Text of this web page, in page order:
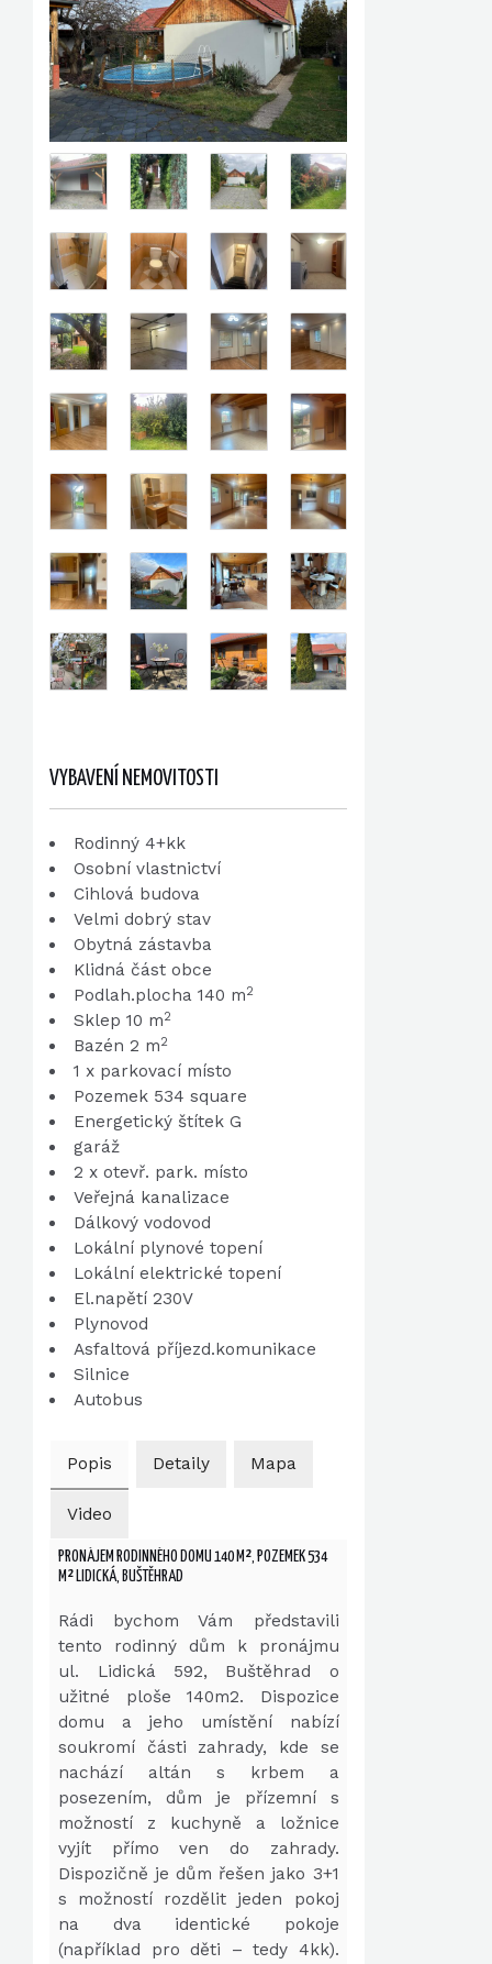
VYBAVENÍ NEMOVITOSTI
Rodinný 4+kk
Osobní vlastnictví
Cihlová budova
Velmi dobrý stav
Obytná zástavba
Klidná část obce
Podlah.plocha 140 m2
Sklep 10 m2
Bazén 2 m2
1 x parkovací místo
Pozemek 534 square
Energetický štítek G
garáž
2 x otevř. park. místo
Veřejná kanalizace
Dálkový vodovod
Lokální plynové topení
Lokální elektrické topení
El.napětí 230V
Plynovod
Asfaltová příjezd.komunikace
Silnice
Autobus
Popis Detaily Mapa
Video
PRONÁJEM RODINNÉHO DOMU 140 M², POZEMEK 534
M² LIDICKÁ, BUŠTĚHRAD
Rádi bychom Vám představili
tento rodinný dům k pronájmu
ul. Lidická 592, Buštěhrad o
užitné ploše 140m2. Dispozice
domu a jeho umístění nabízí
soukromí části zahrady, kde se
nachází altán s krbem a
posezením, dům je přízemní s
možností z kuchyně a ložnice
vyjít přímo ven do zahrady.
Dispozičně je dům řešen jako 3+1
s možností rozdělit jeden pokoj
na dva identické pokoje
(například pro děti – tedy 4kk).